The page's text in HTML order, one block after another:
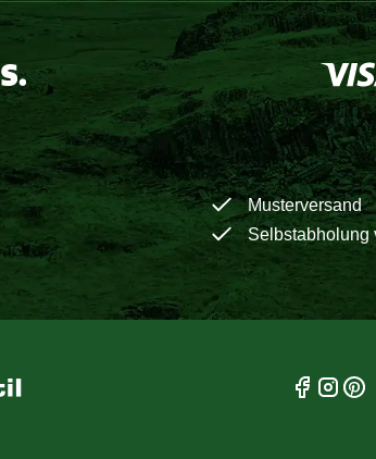
Musterversand
Selbstabholung